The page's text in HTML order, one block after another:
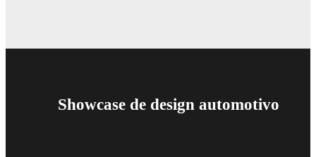
Showcase de design automotivo